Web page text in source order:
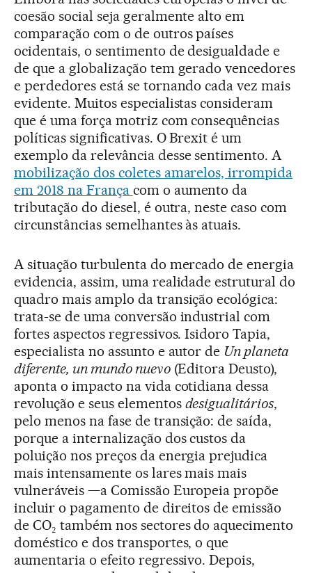
coesão social seja geralmente alto em
comparação com o de outros países
ocidentais, o sentimento de desigualdade e
de que a globalização tem gerado vencedores
e perdedores está se tornando cada vez mais
evidente. Muitos especialistas consideram
que é uma força motriz com consequências
políticas significativas. O Brexit é um
exemplo da relevância desse sentimento. A
mobilização dos coletes amarelos, irrompida
em 2018 na França com o aumento da
tributação do diesel, é outra, neste caso com
circunstâncias semelhantes às atuais.
A situação turbulenta do mercado de energia
evidencia, assim, uma realidade estrutural do
quadro mais amplo da transição ecológica:
trata-se de uma conversão industrial com
fortes aspectos regressivos. Isidoro Tapia,
especialista no assunto e autor de Un planeta
diferente, un mundo nuevo(Editora Deusto),
aponta o impacto na vida cotidiana dessa
revolução e seus elementos desigualitários,
pelo menos na fase de transição: de saída,
porque a internalização dos custos da
poluição nos preços da energia prejudica
mais intensamente os lares mais mais
vulneráveis —a Comissão Europeia propõe
incluir o pagamento de direitos de emissão
de CO₂ também nos sectores do aquecimento
doméstico e dos transportes, o que
aumentaria o efeito regressivo. Depois,